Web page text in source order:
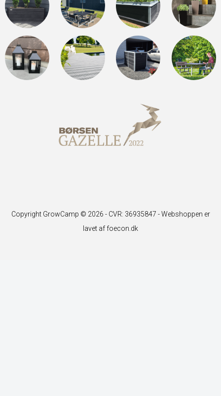
Copyright GrowCamp © 2026 - CVR: 36935847 -Webshoppen er
lavet af foecon.dk